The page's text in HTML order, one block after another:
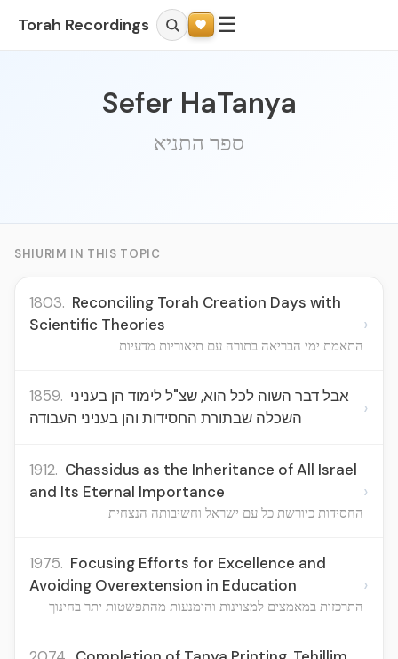
Torah Recordings ☰
Sefer HaTanya
ספר התניא
SHIURIM IN THIS TOPIC
1803. Reconciling Torah Creation Days with
Scientific Theories
התאמת ימי הבריאה בתורה עם תיאוריות מדעיות
›
1859.
השכלה שבתורת החסידות והן בעניני העבודה
›
1912. Chassidus as the Inheritance of All Israel
and Its Eternal Importance
החסידות כיורשת כל עם ישראל וחשיבותה הנצחית
›
1975. Focusing Efforts for Excellence and
Avoiding Overextension in Education
התרכזות במאמצים למצוינות והימנעות מהתפשטות יתר בחינוך
›